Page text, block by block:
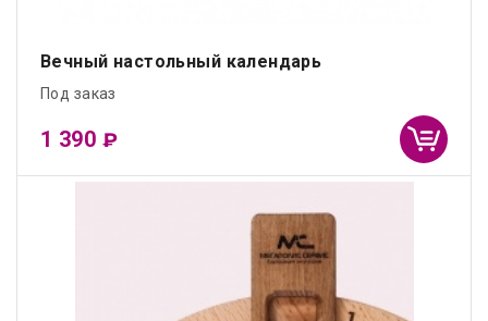
Вечный настольный календарь
Под заказ
1 390 ₽